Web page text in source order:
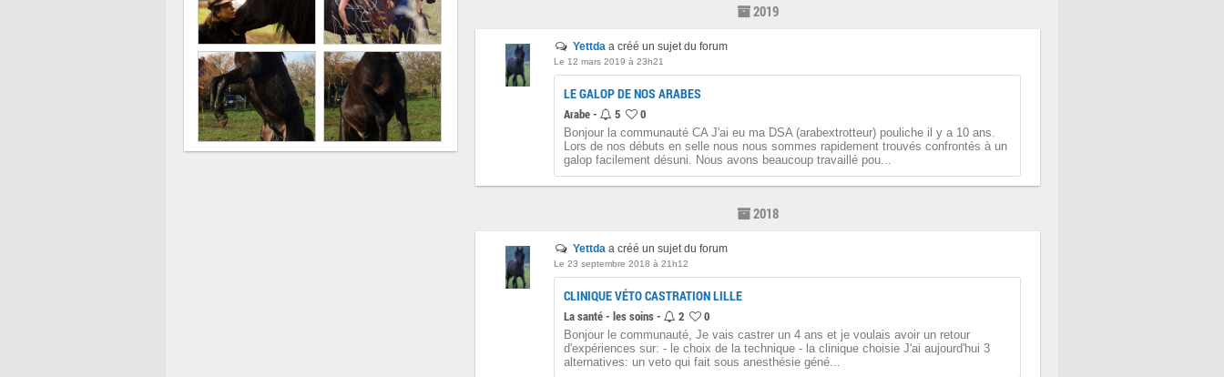
2019
Yettda a créé un sujet du forum
Le 12 mars 2019 à 23h21
LE GALOP DE NOS ARABES
Arabe - 5 0
Bonjour la communauté CA J'ai eu ma DSA (arabextrotteur) pouliche il y a 10 ans.
Lors de nos débuts en selle nous nous sommes rapidement trouvés confrontés à un
galop facilement désuni. Nous avons beaucoup travaillé pou...
2018
Yettda a créé un sujet du forum
Le 23 septembre 2018 à 21h12
CLINIQUE VÉTO CASTRATION LILLE
La santé - les soins - 2 0
Bonjour le communauté, Je vais castrer un 4 ans et je voulais avoir un retour
d'expériences sur: - le choix de la technique - la clinique choisie J'ai aujourd'hui 3
alternatives: un veto qui fait sous anesthésie géné...